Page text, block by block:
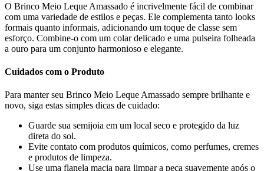
O Brinco Meio Leque Amassado é incrivelmente fácil de combinar
com uma variedade de estilos e peças. Ele complementa tanto looks
formais quanto informais, adicionando um toque de classe sem
esforço. Combine-o com um colar delicado e uma pulseira folheada
a ouro para um conjunto harmonioso e elegante.
Cuidados com o Produto
Para manter seu Brinco Meio Leque Amassado sempre brilhante e
novo, siga estas simples dicas de cuidado:
Guarde sua semijoia em um local seco e protegido da luz
direta do sol.
Evite contato com produtos químicos, como perfumes, cremes
e produtos de limpeza.
Use uma flanela macia para limpar a peça suavemente após o